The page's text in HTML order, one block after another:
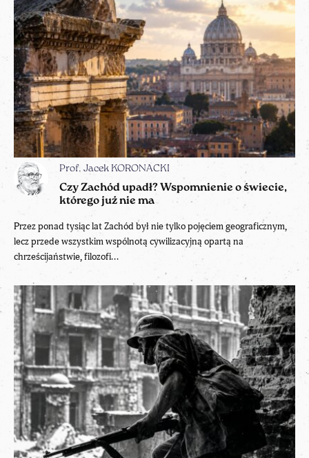
Prof. Jacek KORONACKI
Czy Zachód upadł? Wspomnienie o świecie,
którego już nie ma
Przez ponad tysiąc lat Zachód był nie tylko pojęciem geograficznym,
lecz przede wszystkim wspólnotą cywilizacyjną opartą na
chrześcijaństwie, filozofi...